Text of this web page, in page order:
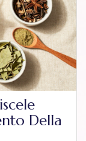
Della